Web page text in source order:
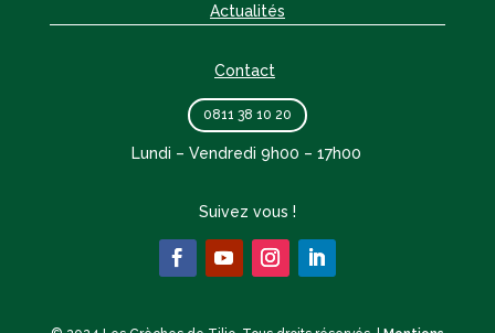
Actualités
Contact
0811 38 10 20
Lundi – Vendredi 9h00 – 17h00
Suivez vous !